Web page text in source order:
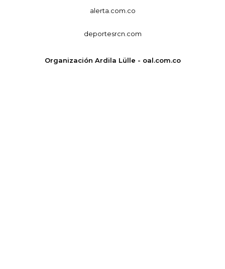
alerta.com.co
deportesrcn.com
Organización Ardila Lülle - oal.com.co